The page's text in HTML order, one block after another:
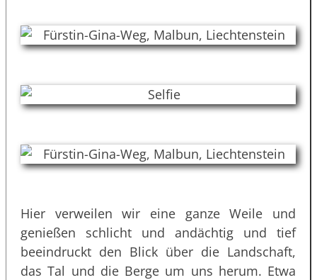
Hier verweilen wir eine ganze Weile und
genießen schlicht und andächtig und tief
beeindruckt den Blick über die Landschaft,
das Tal und die Berge um uns herum. Etwa